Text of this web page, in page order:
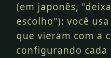
(em japonês,
escolho"): você
que vieram com a
configurando cada